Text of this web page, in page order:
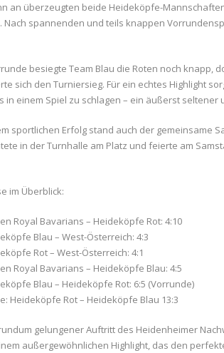
an überzeugten beide Heideköpfe-
Nach spannenden und teils knappen
besiegte Team Blau die Roten noch knapp,
sich den Turniersieg. Für ein echtes Highlight
in einem Spiel zu schlagen – ein äußerst
sportlichen Erfolg stand auch der gemeinsame
in der Turnhalle am Platz und feierte am
im Überblick:
Royal Bavarians – Heideköpfe Rot: 4:10
Blau – West-Österreich: 4:3
Rot – West-Österreich: 4:1
Royal Bavarians – Heideköpfe Blau: 4:5
Blau – Heideköpfe Rot: 6:5 (Vorrunde)
Heideköpfe Rot – Heideköpfe Blau 13:3
gelungener Auftritt des Heidenheimer
außergewöhnlichen Highlight, das den